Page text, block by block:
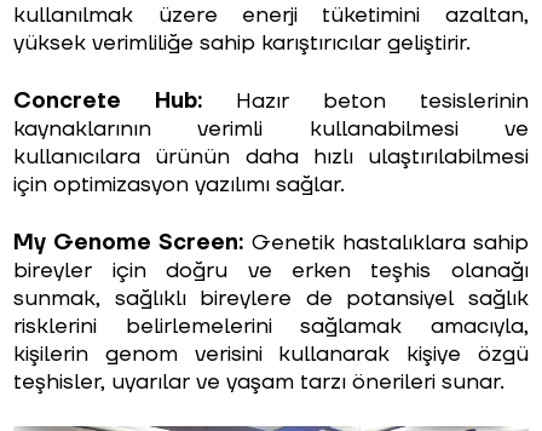
kullanılmak üzere enerji tüketimini azaltan,
yüksek verimliliğe sahip karıştırıcılar geliştirir.
Concrete Hub: Hazır beton tesislerinin
kaynaklarının verimli kullanabilmesi ve
kullanıcılara ürünün daha hızlı ulaştırılabilmesi
için optimizasyon yazılımı sağlar.
My Genome Screen: Genetik hastalıklara sahip
bireyler için doğru ve erken teşhis olanağı
sunmak, sağlıklı bireylere de potansiyel sağlık
risklerini belirlemelerini sağlamak amacıyla,
kişilerin genom verisini kullanarak kişiye özgü
teşhisler, uyarılar ve yaşam tarzı önerileri sunar.